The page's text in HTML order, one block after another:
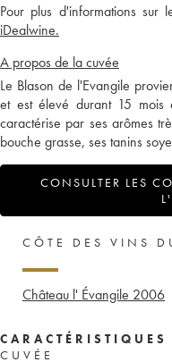
Pour plus d'informations sur
iDealwine.
A propos de la cuvée
Le Blason de l'Evangile
et est élevé durant 15
caractérise par ses arômes
bouche grasse, ses tanins
CONSULTER LES
CÔTE DES VINS
Château l' Évangile 2006
CARACTÉRISTIQUES
CUVÉE